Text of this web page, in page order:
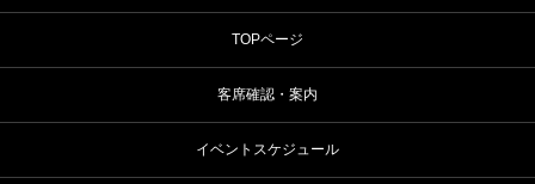
TOPページ
客席確認・案内
イベントスケジュール